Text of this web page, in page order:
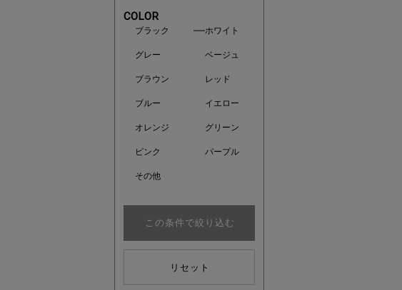
COLOR
ブラック ホワイト
グレー ベージュ
ブラウン レッド
ブルー イエロー
オレンジ グリーン
ピンク パープル
その他
この条件で絞り込む
リセット